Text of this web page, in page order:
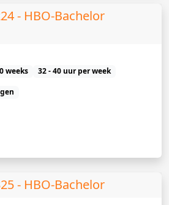
- HBO-Bachelor
weeks
32 - 40 uur per week
- HBO-Bachelor